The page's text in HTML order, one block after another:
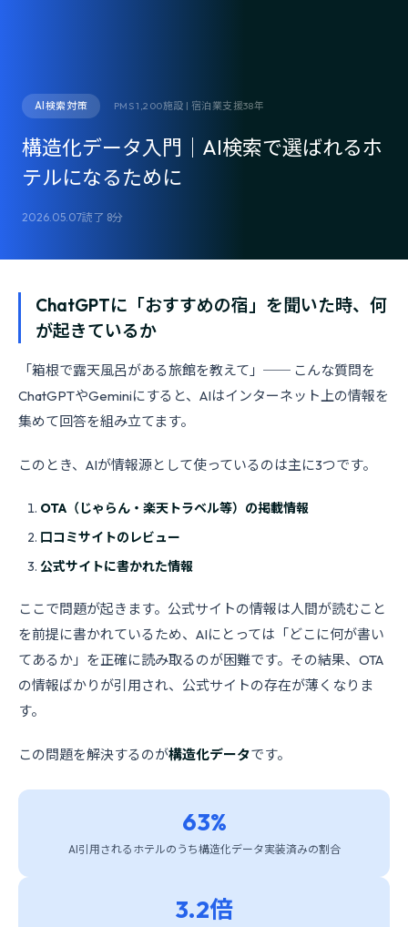
AI検索対策 PMS 1,200施設 | 宿泊業支援38年
構造化データ入門｜AI検索で選ばれるホ
テルになるために
2026.05.07読了 8分
ChatGPTに「おすすめの宿」を聞いた時、何
が起きているか
「箱根で露天風呂がある旅館を教えて」── こんな質問を
ChatGPTやGeminiにすると、AIはインターネット上の情報を
集めて回答を組み立てます。
このとき、AIが情報源として使っているのは主に3つです。
OTA（じゃらん・楽天トラベル等）の掲載情報
口コミサイトのレビュー
公式サイトに書かれた情報
ここで問題が起きます。公式サイトの情報は人間が読むこと
を前提に書かれているため、AIにとっては「どこに何が書い
てあるか」を正確に読み取るのが困難です。その結果、OTA
の情報ばかりが引用され、公式サイトの存在が薄くなりま
す。
この問題を解決するのが構造化データです。
63%
AI引用されるホテルのうち構造化データ実装済みの割合
3.2倍